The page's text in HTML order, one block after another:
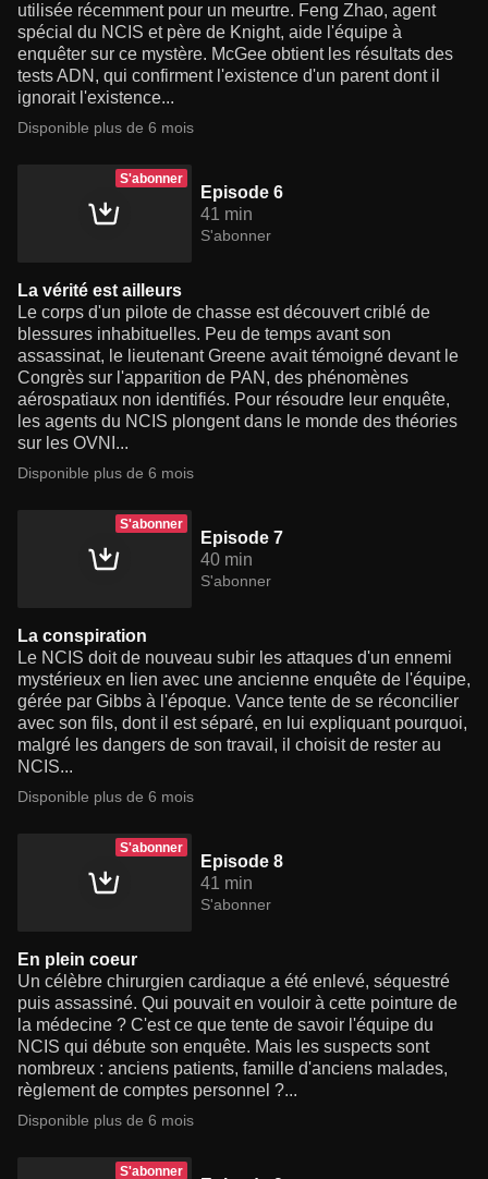
utilisée récemment pour un meurtre. Feng Zhao, agent
spécial du NCIS et père de Knight, aide l'équipe à
enquêter sur ce mystère. McGee obtient les résultats des
tests ADN, qui confirment l'existence d'un parent dont il
ignorait l'existence...
Disponible plus de 6 mois
S'abonner
Episode 6
41 min
S'abonner
La vérité est ailleurs
Le corps d'un pilote de chasse est découvert criblé de
blessures inhabituelles. Peu de temps avant son
assassinat, le lieutenant Greene avait témoigné devant le
Congrès sur l'apparition de PAN, des phénomènes
aérospatiaux non identifiés. Pour résoudre leur enquête,
les agents du NCIS plongent dans le monde des théories
sur les OVNI...
Disponible plus de 6 mois
S'abonner
Episode 7
40 min
S'abonner
La conspiration
Le NCIS doit de nouveau subir les attaques d'un ennemi
mystérieux en lien avec une ancienne enquête de l'équipe,
gérée par Gibbs à l'époque. Vance tente de se réconcilier
avec son fils, dont il est séparé, en lui expliquant pourquoi,
malgré les dangers de son travail, il choisit de rester au
NCIS...
Disponible plus de 6 mois
S'abonner
Episode 8
41 min
S'abonner
En plein coeur
Un célèbre chirurgien cardiaque a été enlevé, séquestré
puis assassiné. Qui pouvait en vouloir à cette pointure de
la médecine ? C'est ce que tente de savoir l'équipe du
NCIS qui débute son enquête. Mais les suspects sont
nombreux : anciens patients, famille d'anciens malades,
règlement de comptes personnel ?...
Disponible plus de 6 mois
S'abonner